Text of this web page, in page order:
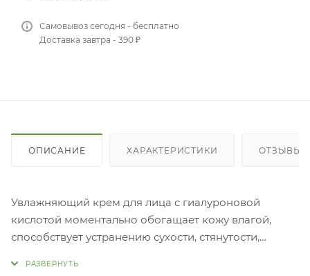
Самовывоз сегодня - бесплатно
Доставка завтра - 390 ₽
ОПИСАНИЕ ХАРАКТЕРИСТИКИ ОТЗЫВЫ
Увлажняющий крем для лица с гиалуроновой
кислотой моментально обогащает кожу влагой,
способствует устранению сухости, стянутости,